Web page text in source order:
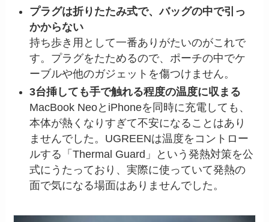
プラグは折りたたみ式で、バッグの中で引っ
かからない
持ち歩き用として一番ありがたいのがこれで
す。プラグをたためるので、ポーチの中でケ
ーブルや他のガジェットを傷つけません。
3台挿しても手で触れる程度の温度に収まる
MacBook NeoとiPhoneを同時に充電しても、
本体が熱くなりすぎて不安になることはあり
ませんでした。UGREENは温度をコントロー
ルする「Thermal Guard」という発熱対策を公
式にうたっており、実際に使っていて発熱の
面で気になる場面はありませんでした。